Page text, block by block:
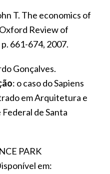
T. The economics of
Oxford Review of
p. 661-674, 2007.
Gonçalves.
: o caso do Sapiens
em Arquitetura e
de Santa
PARK
em: